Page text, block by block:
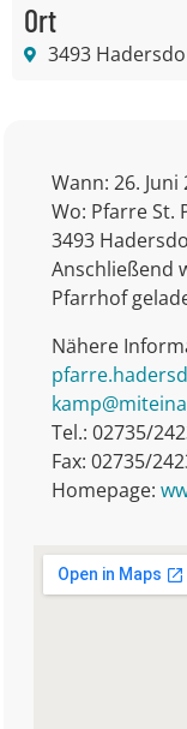
Ort
3493
Wann: 26.
Wo: Pfarre St.
3493
Anschließend
Pfarrhof
Nähere
Tel.: 02735/
Fax: 02735/
Homepage: